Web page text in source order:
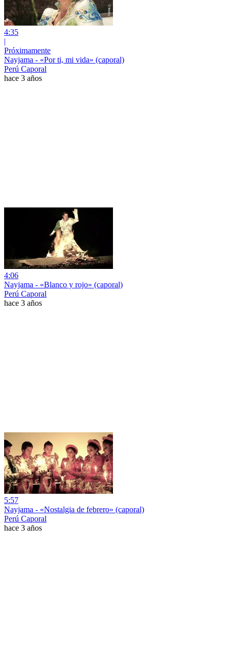
4:35
|
Próximamente
Nayjama - «Por ti, mi vida» (caporal)
Perú Caporal
hace 3 años
4:06
Nayjama - «Blanco y rojo» (caporal)
Perú Caporal
hace 3 años
5:57
Nayjama - «Nostalgia de febrero» (caporal)
Perú Caporal
hace 3 años